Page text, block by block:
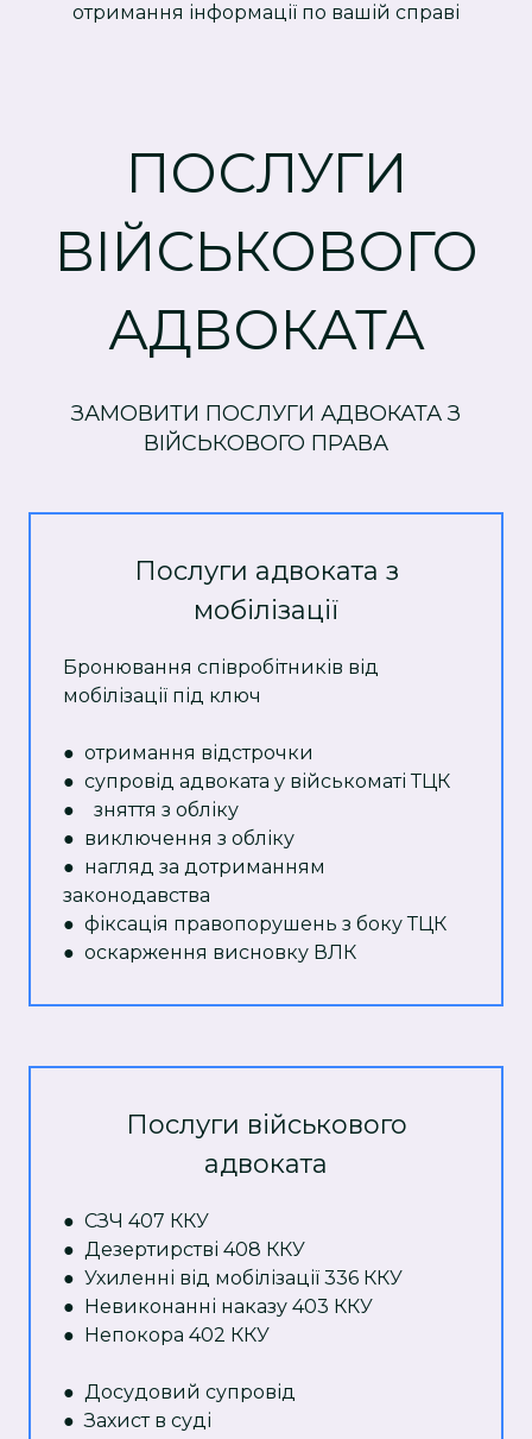
отримання інформації по вашій справі
ПОСЛУГИ
ВІЙСЬКОВОГО
АДВОКАТА
ЗАМОВИТИ ПОСЛУГИ АДВОКАТА З
ВІЙСЬКОВОГО ПРАВА
Послуги адвоката з
мобілізації
Бронювання співробітників від
мобілізації під ключ
● отримання відстрочки
● супровід адвоката у військоматі ТЦК
● зняття з обліку
● виключення з обліку
● нагляд за дотриманням
законодавства
● фіксація правопорушень з боку ТЦК
● оскарження висновку ВЛК
Послуги військового
адвоката
● СЗЧ 407 ККУ
● Дезертирстві 408 ККУ
● Ухиленні від мобілізації 336 ККУ
● Невиконанні наказу 403 ККУ
● Непокора 402 ККУ
● Досудовий супровід
● Захист в суді